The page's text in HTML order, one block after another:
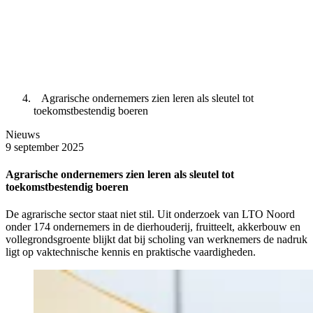
Agrarische ondernemers zien leren als sleutel tot
toekomstbestendig boeren
Nieuws
9 september 2025
Agrarische ondernemers zien leren als sleutel tot
toekomstbestendig boeren
De agrarische sector staat niet stil. Uit onderzoek van LTO Noord
onder 174 ondernemers in de dierhouderij, fruitteelt, akkerbouw en
vollegrondsgroente blijkt dat bij scholing van werknemers de nadruk
ligt op vaktechnische kennis en praktische vaardigheden.